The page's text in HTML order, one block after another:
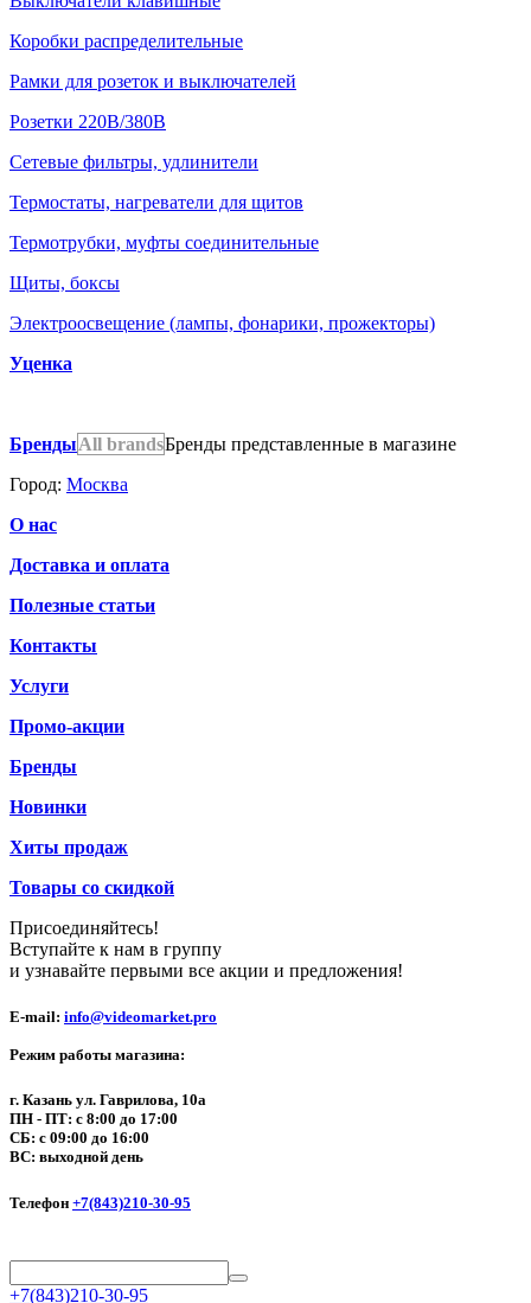
Коробки распределительные
Рамки для розеток и выключателей
Розетки 220В/380В
Сетевые фильтры, удлинители
Термостаты, нагреватели для щитов
Термотрубки, муфты соединительные
Щиты, боксы
Электроосвещение (лампы, фонарики, прожекторы)
Уценка
БрендыAll brandsБренды представленные в магазине
Город: Москва
О нас
Доставка и оплата
Полезные статьи
Контакты
Услуги
Промо-акции
Бренды
Новинки
Хиты продаж
Товары со скидкой
Присоединяйтесь!
Вступайте к нам в группу
и узнавайте первыми все акции и предложения!
E-mail: info@videomarket.pro
Режим работы магазина:
г. Казань ул. Гаврилова, 10а
ПН - ПТ: с 8:00 до 17:00
СБ: с 09:00 до 16:00
ВС: выходной день
Телефон +7(843)210-30-95
+7(843)210-30-95